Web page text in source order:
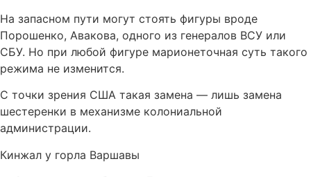
На запасном пути могут стоять фигуры вроде
Порошенко, Авакова, одного из генералов ВСУ или
СБУ. Но при любой фигуре марионеточная суть такого
режима не изменится.
С точки зрения США такая замена — лишь замена
шестеренки в механизме колониальной
администрации.
Кинжал у горла Варшавы